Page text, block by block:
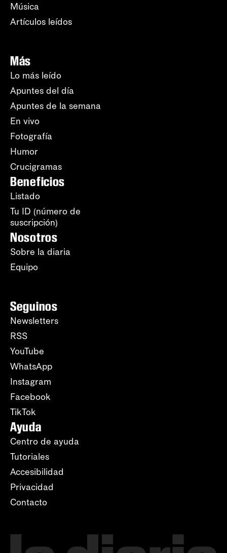
Música
Artículos leídos
Más
Lo más leído
Apuntes del día
Apuntes de la semana
En vivo
Fotografía
Humor
Crucigramas
Beneficios
Listado
Tu ID (número de
suscripción)
Nosotros
Sobre la diaria
Equipo
Seguinos
Newsletters
RSS
YouTube
WhatsApp
Instagram
Facebook
TikTok
Ayuda
Centro de ayuda
Tutoriales
Accesibilidad
Privacidad
Contacto